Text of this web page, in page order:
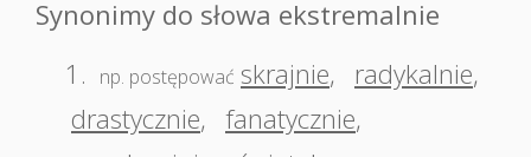
Synonimy do słowa ekstremalnie
1.
np. postępować skrajnie, radykalnie,
drastycznie, fanatycznie,